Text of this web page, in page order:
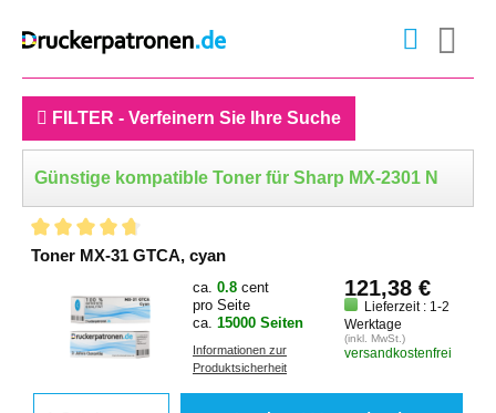
FILTER - Verfeinern Sie Ihre Suche
Günstige kompatible Toner für Sharp MX-2301 N
Toner MX-31 GTCA, cyan
ca. 0.8 cent
pro Seite
ca. 15000 Seiten
Informationen zur
Produktsicherheit
121,38 €
Lieferzeit : 1-2
Werktage
(inkl. MwSt.)
versandkostenfrei